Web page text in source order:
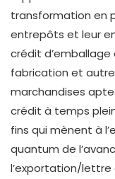
transformation en
entrepôts et leur
crédit
fabrication et
marchandises
crédit à temps
fins qui mènent à
quantum de
l’exportation/